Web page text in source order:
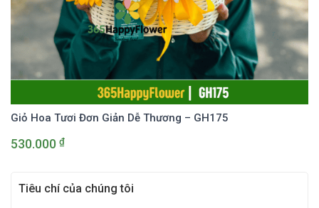
Giỏ Hoa Tươi Đơn Giản Dễ Thương – GH175
530.000 ₫
Tiêu chí của chúng tôi